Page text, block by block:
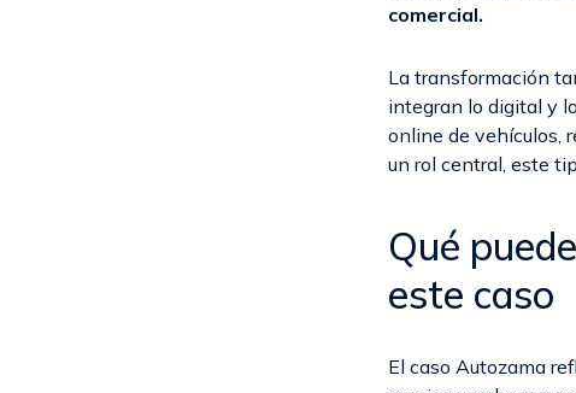
comercial.
La transformación
integran lo digital y
online de vehículos,
un rol central, este
Qué
este caso
El caso Autozama